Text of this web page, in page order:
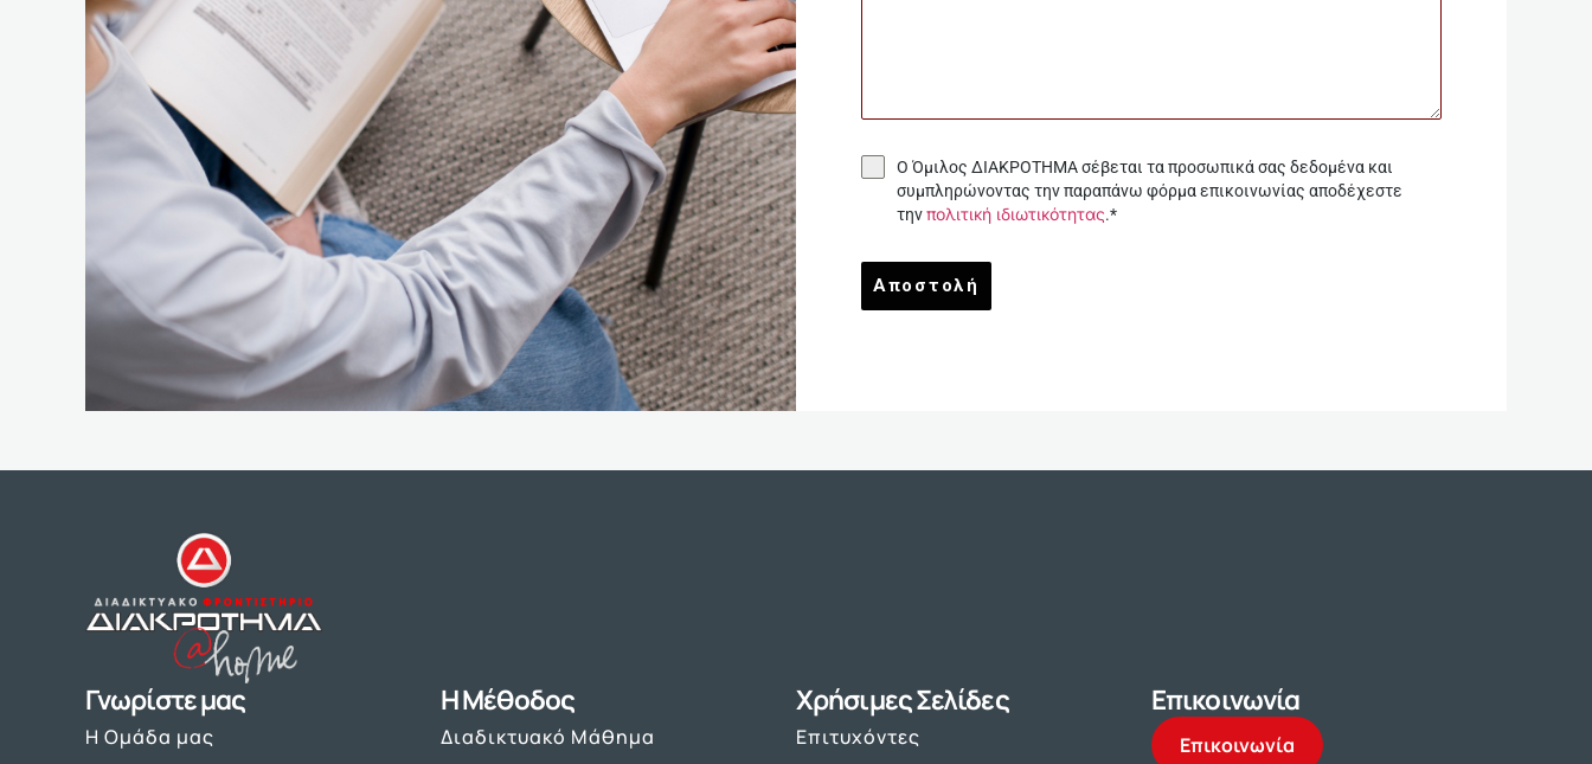
Ο Όμιλος ΔΙΑΚΡΟΤΗΜΑ σέβεται τα προσωπικά σας δεδομένα και
συμπληρώνοντας την παραπάνω φόρμα επικοινωνίας αποδέχεστε
τηνπολιτική ιδιωτικότητας.*
Αποστολή
Γνωρίστε μας
Η Ομάδα μας
Η Μέθοδος
Διαδικτυακό Μάθημα
Χρήσιμες Σελίδες
Επιτυχόντες
Επικοινωνία
Επικοινωνία